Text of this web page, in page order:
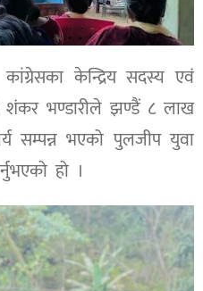
केन्द्रिय सदस्य एवं
शंकर भण्डारीले झण्डैं ८ लाख
सम्पन्न भएको पुलजीप युवा
हो ।